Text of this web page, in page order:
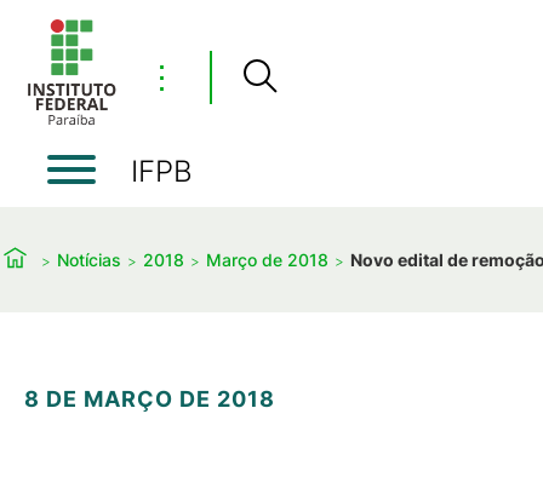
⋮
IFPB
Notícias 2018 Março de 2018 Novo edital de
8 DE MARÇO DE 2018